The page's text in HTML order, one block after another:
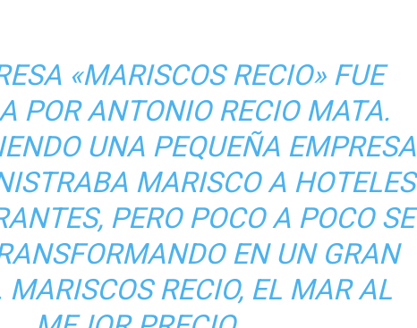
«MARISCOS RECIO» FUE
POR ANTONIO RECIO MATA.
UNA PEQUEÑA EMPRESA
MARISCO A HOTELES
PERO POCO A POCO SE
EN UN GRAN
MARISCOS RECIO, EL MAR AL